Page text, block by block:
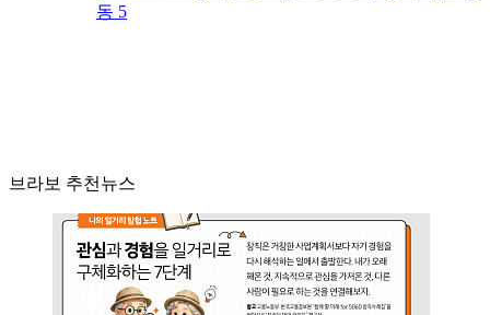
동 5
브라보 추천뉴스